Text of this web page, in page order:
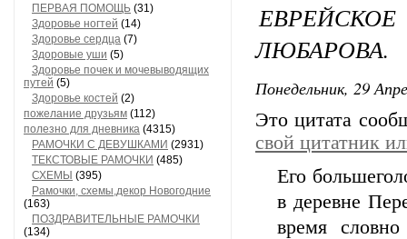
ПЕРВАЯ ПОМОЩЬ (31)
Здоровье ногтей (14)
Здоровье сердца (7)
Здоровые уши (5)
Здоровье почек и мочевыводящих
путей (5)
Здоровье костей (2)
пожелание друзьям (112)
полезно для дневника (4315)
РАМОЧКИ С ДЕВУШКАМИ (2931)
ТЕКСТОВЫЕ РАМОЧКИ (485)
СХЕМЫ (395)
Рамочки, схемы,декор Новогодние
(163)
ПОЗДРАВИТЕЛЬНЫЕ РАМОЧКИ
(134)
ЛЮБАРОВА.
Понедельник, 29
Это цитата
свой цитатник
Его
в деревне
время